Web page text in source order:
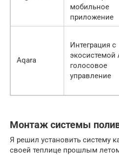
мобильное
приложение
Aqara
Интеграция с
экосистемой
голосовое
управление
Монтаж системы
Я решил установить систему
своей теплице прошлым